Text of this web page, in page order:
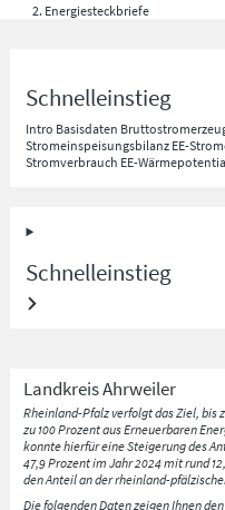
Energiesteckbriefe
Schnelleinstieg
Intro Basisdaten
Stromeinspeisungsbilanz EE-
Stromverbrauch EE-
Schnelleinstieg
LandkreisAhrweiler
Rheinland-Pfalz verfolgt das Ziel, bis
zu 100 Prozent aus Erneuerbaren
konnte hierfür eine Steigerung des
47,9 Prozent im Jahr 2024 mit rund
den Anteil an der rheinland-
Die folgenden Daten zeigen Ihnen